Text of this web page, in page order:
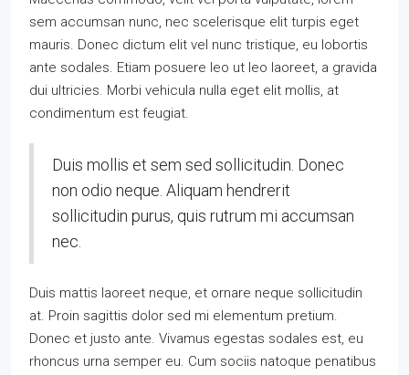
sem accumsan nunc, nec scelerisque elit turpis eget
mauris. Donec dictum elit vel nunc tristique, eu lobortis
ante sodales. Etiam posuere leo ut leo laoreet, a gravida
dui ultricies. Morbi vehicula nulla eget elit mollis, at
condimentum est feugiat.
Duis mollis et sem sed sollicitudin. Donec
non odio neque. Aliquam hendrerit
sollicitudin purus, quis rutrum mi accumsan
nec.
Duis mattis laoreet neque, et ornare neque sollicitudin
at. Proin sagittis dolor sed mi elementum pretium.
Donec et justo ante. Vivamus egestas sodales est, eu
rhoncus urna semper eu. Cum sociis natoque penatibus